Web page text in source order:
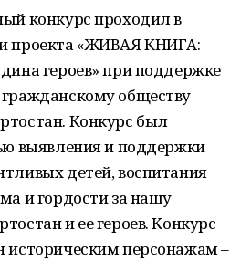
конкурс проходил в
проекта «ЖИВАЯ КНИГА:
героев» при поддержке
обществу
Конкурс был
выявления и поддержки
детей, воспитания
и гордости за нашу
и ее героев. Конкурс
историческим персонажам –